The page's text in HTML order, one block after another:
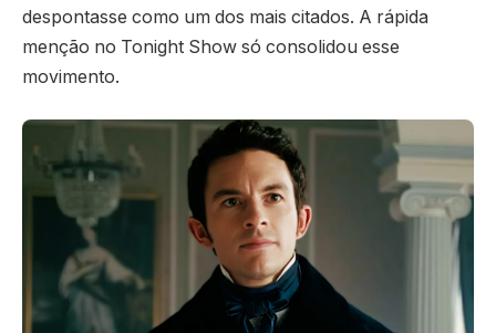
despontasse como um dos mais citados. A rápida
menção no Tonight Show só consolidou esse
movimento.